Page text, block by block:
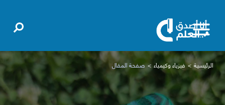
الرئيسية فيزياء وكيمياء صفحة المقال